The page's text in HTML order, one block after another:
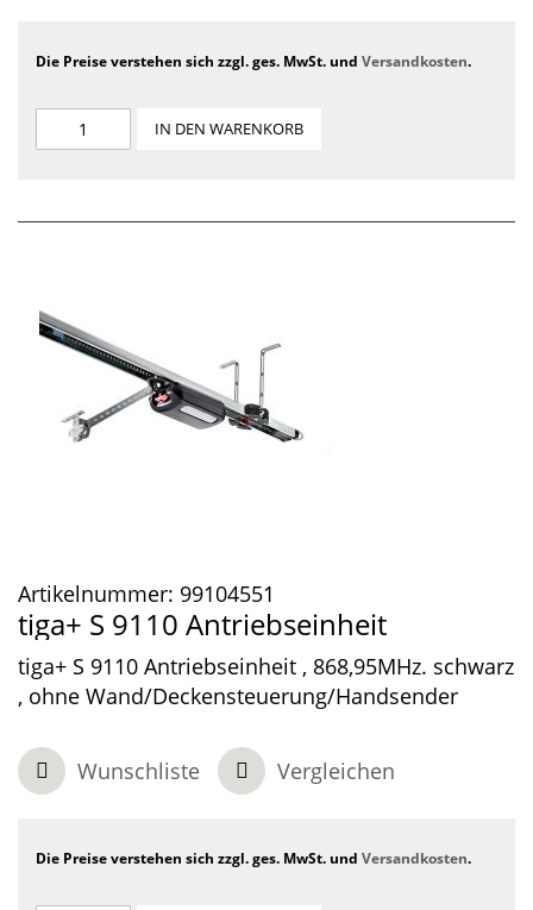
Die Preise verstehen sich zzgl. ges. MwSt. und Versandkosten.
IN DEN WARENKORB
Artikelnummer: 99104551
tiga+ S 9110 Antriebseinheit
tiga+ S 9110 Antriebseinheit , 868,95MHz. schwarz
, ohne Wand/Deckensteuerung/Handsender
Wunschliste Vergleichen
Die Preise verstehen sich zzgl. ges. MwSt. und Versandkosten.